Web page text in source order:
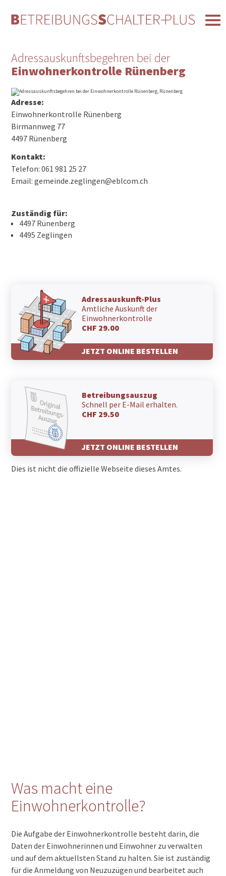
Adressauskunftsbegehren bei der
Einwohnerkontrolle Rünenberg
Adresse:
Einwohnerkontrolle Rünenberg
Birmannweg 77
4497 Rünenberg
Kontakt:
Telefon: 061 981 25 27
Email: gemeinde.zeglingen@eblcom.ch
Zuständig für:
4497 Rünenberg
4495 Zeglingen
Adressauskunft-Plus
Amtliche Auskunft der
Einwohnerkontrolle
CHF 29.00
JETZT ONLINE BESTELLEN
Betreibungsauszug
Schnell per E-Mail erhalten.
CHF 29.50
JETZT ONLINE BESTELLEN
Dies ist nicht die offizielle Webseite dieses Amtes.
Was macht eine
Einwohnerkontrolle?
Die Aufgabe der Einwohnerkontrolle besteht darin, die
Daten der Einwohnerinnen und Einwohner zu verwalten
und auf dem aktuellsten Stand zu halten. Sie ist zuständig
für die Anmeldung von Neuzuzügen und bearbeitet auch